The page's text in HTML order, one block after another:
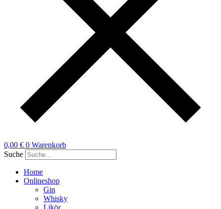
0,00 € 0 Warenkorb
Suche
Home
Onlineshop
Gin
Whisky
Likör